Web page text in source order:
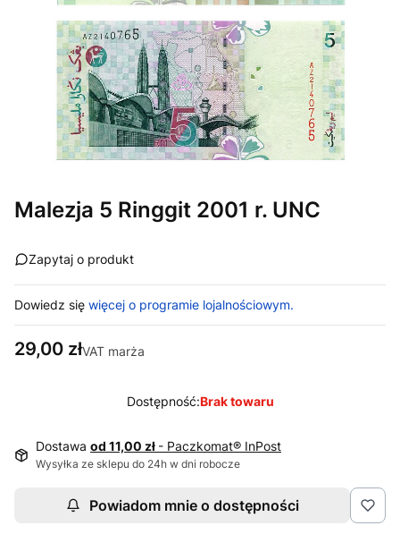
Malezja 5 Ringgit 2001 r. UNC
Zapytaj o produkt
Dowiedz się więcej o programie lojalnościowym.
Cena
29,00 złVAT marża
Dostępność:Brak towaru
Dostawa od 11,00 zł - Paczkomat® InPost
Wysyłka ze sklepu do 24h w dni robocze
Powiadom mnie o dostępności